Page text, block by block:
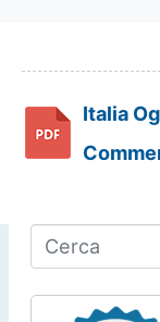
Italia